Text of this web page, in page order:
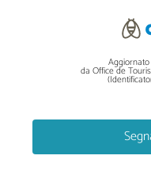
Aggiornato
da Office de